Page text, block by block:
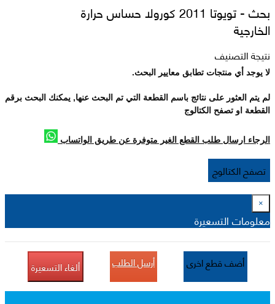
بحث - تويوتا 2011 كورولا حساس حرارة
الخارجية
نتيجة التصنيف
لا يوجد أي منتجات تطابق معايير البحث.
لم يتم العثور على نتائج باسم القطعة التي تم البحث عنها, يمكنك البحث برقم
القطعة او تصفح الكتالوج
الرجاء ارسال طلب القطع الغير متوفرة عن طريق الواتساب
تصفح الكتالوج
×
معلومات التسعيرة
أضف قطع اخرى أرسل الطلب ألغاء التسعيرة